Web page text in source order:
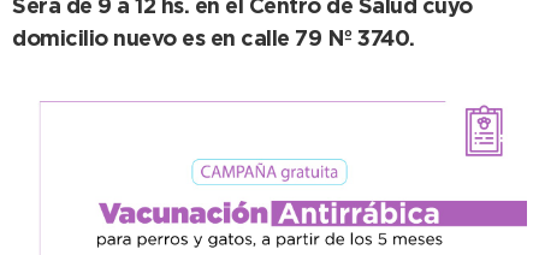
Será de 9 a 12 hs. en el Centro de Salud cuyo
domicilio nuevo es en calle 79 Nº 3740.